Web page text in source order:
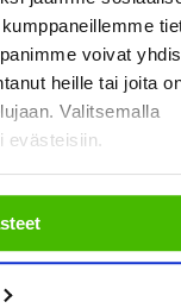
voivat
heille tai joita
Valitsemalla
evästeisiin.
terveys ry